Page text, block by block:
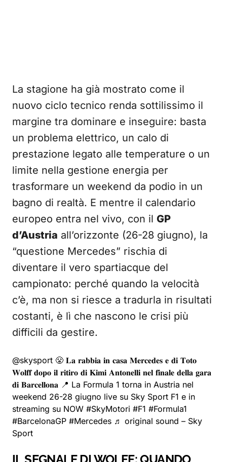
La stagione ha già mostrato come il
nuovo ciclo tecnico renda sottilissimo il
margine tra dominare e inseguire: basta
un problema elettrico, un calo di
prestazione legato alle temperature o un
limite nella gestione energia per
trasformare un weekend da podio in un
bagno di realtà. E mentre il calendario
europeo entra nel vivo, con il GP
d’Austria all’orizzonte (26-28 giugno), la
“questione Mercedes” rischia di
diventare il vero spartiacque del
campionato: perché quando la velocità
c’è, ma non si riesce a tradurla in risultati
costanti, è lì che nascono le crisi più
difficili da gestire.
@skysport 😤 𝐋𝐚 𝐫𝐚𝐛𝐛𝐢𝐚 𝐢𝐧 𝐜𝐚𝐬𝐚 𝐌𝐞𝐫𝐜𝐞𝐝𝐞𝐬 𝐞 𝐝𝐢 𝐓𝐨𝐭𝐨
𝐖𝐨𝐥𝐟𝐟 𝐝𝐨𝐩𝐨 𝐢𝐥 𝐫𝐢𝐭𝐢𝐫𝐨 𝐝𝐢 𝐊𝐢𝐦𝐢 𝐀𝐧𝐭𝐨𝐧𝐞𝐥𝐥𝐢 𝐧𝐞𝐥 𝐟𝐢𝐧𝐚𝐥𝐞 𝐝𝐞𝐥𝐥𝐚 𝐠𝐚𝐫𝐚
𝐝𝐢 𝐁𝐚𝐫𝐜𝐞𝐥𝐥𝐨𝐧𝐚 📍 La Formula 1 torna in Austria nel
weekend 26-28 giugno live su Sky Sport F1 e in
streaming su NOW #SkyMotori #F1 #Formula1
#BarcelonaGP #Mercedes ♬ original sound – Sky
Sport